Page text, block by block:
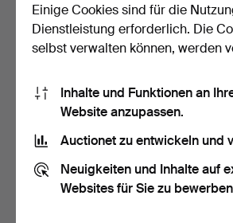
Schulterpräparat einer
Oryxantilope, präpa…
5 Tage
5 Tage
Einige Cookies sind für die
Dienstleistung erforderlich. Die
selbst verwalten können, werden
Inhalte und Funktionen an
Website anzupassen.
Auctionet zu entwickeln und
Neuigkeiten und Inhalte auf
Websites für Sie zu